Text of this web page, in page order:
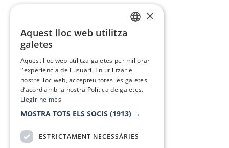
×
Aquest lloc web utilitza
galetes
Aquest lloc web utilitza galetes per millorar
l'experiència de l'usuari. En utilitzar el
nostre lloc web, accepteu totes les galetes
d’acord amb la nostra Política de galetes.
Llegir-ne més
MOSTRA TOTS ELS SOCIS (1913) →
ESTRICTAMENT NECESSÀRIES